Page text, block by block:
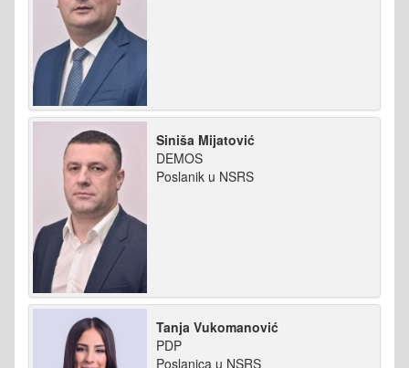
Siniša Mijatović
DEMOS
Poslanik u NSRS
Tanja Vukomanović
PDP
Poslanica u NSRS